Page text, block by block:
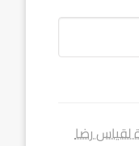
لقياس رضا